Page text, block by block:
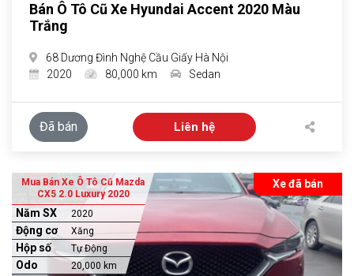
Bán Ô Tô Cũ Xe Hyundai Accent 2020 Màu
Trắng
68 Dương Đình Nghệ Cầu Giấy Hà Nội
2020
80,000 km Sedan
Đã bán Liên hệ
Xe đã bán
Mua Bán Xe Ô Tô Cũ Mazda
CX5 2.0 Luxury 2020
Năm SX 2020
Động cơ Xăng
Hộp số Tự Động
Odo 20,000 km